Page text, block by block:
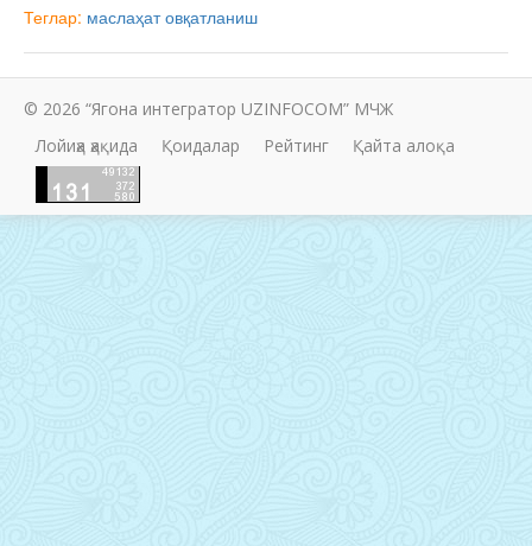
Теглар: маслаҳат овқатланиш
© 2026 “Ягона интегратор UZINFOCOM” МЧЖ
Лойиҳа ҳақида
Қоидалар Рейтинг Қайта алоқа